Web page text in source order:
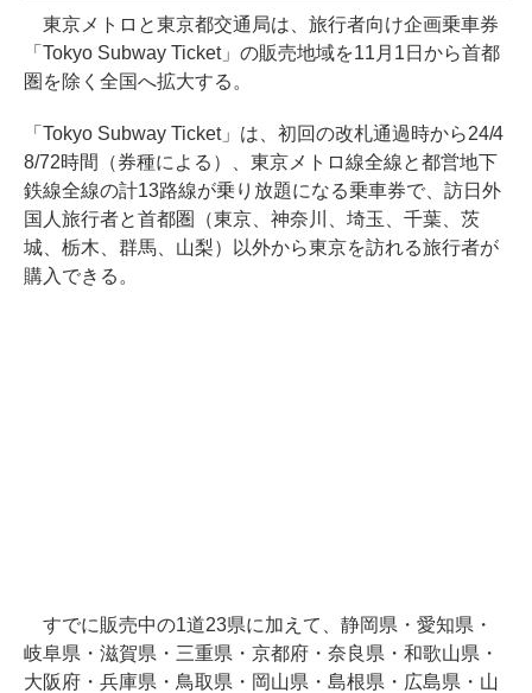
東京メトロと東京都交通局は、旅行者向け企画乗車券
「Tokyo Subway Ticket」の販売地域を11月1日から首都
圏を除く全国へ拡大する。
「Tokyo Subway Ticket」は、初回の改札通過時から24/4
8/72時間（券種による）、東京メトロ線全線と都営地下
鉄線全線の計13路線が乗り放題になる乗車券で、訪日外
国人旅行者と首都圏（東京、神奈川、埼玉、千葉、茨
城、栃木、群馬、山梨）以外から東京を訪れる旅行者が
購入できる。
すでに販売中の1道23県に加えて、静岡県・愛知県・
岐阜県・滋賀県・三重県・京都府・奈良県・和歌山県・
大阪府・兵庫県・鳥取県・岡山県・島根県・広島県・山